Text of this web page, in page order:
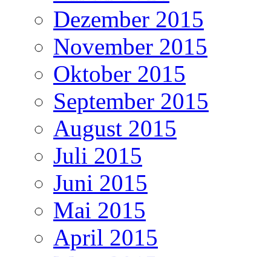
Dezember 2015
November 2015
Oktober 2015
September 2015
August 2015
Juli 2015
Juni 2015
Mai 2015
April 2015